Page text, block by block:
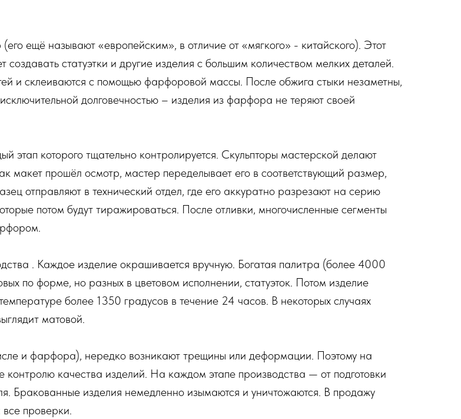
ещё называют «европейским», в отличие от «мягкого» - китайского). Этот
статуэтки и другие изделия с большим количеством мелких деталей.
и склеиваются с помощью фарфоровой массы. После обжига стыки незаметны,
долговечностью – изделия из фарфора не теряют своей
этап которого тщательно контролируется. Скульпторы мастерской делают
макет прошёл осмотр, мастер переделывает его в соответствующий размер,
отправляют в технический отдел, где его аккуратно разрезают на серию
потом будут тиражироваться. После отливки, многочисленные сегменты
. Каждое изделие окрашивается вручную. Богатая палитра (более 4000
по форме, но разных в цветовом исполнении, статуэток. Потом изделие
более 1350 градусов в течение 24 часов. В некоторых случаях
матовой.
и фарфора), нередко возникают трещины или деформации. Поэтому на
качества изделий. На каждом этапе производства — от подготовки
Бракованные изделия немедленно изымаются и уничтожаются. В продажу
все проверки.